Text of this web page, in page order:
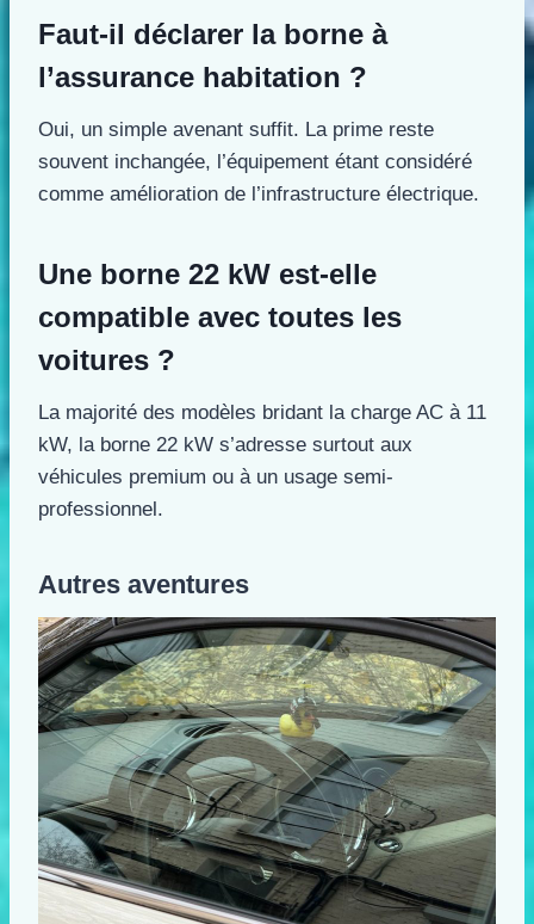
Faut-il déclarer la borne à
l’assurance habitation ?
Oui, un simple avenant suffit. La prime reste
souvent inchangée, l’équipement étant considéré
comme amélioration de l’infrastructure électrique.
Une borne 22 kW est-elle
compatible avec toutes les
voitures ?
La majorité des modèles bridant la charge AC à 11
kW, la borne 22 kW s’adresse surtout aux
véhicules premium ou à un usage semi-
professionnel.
Autres aventures